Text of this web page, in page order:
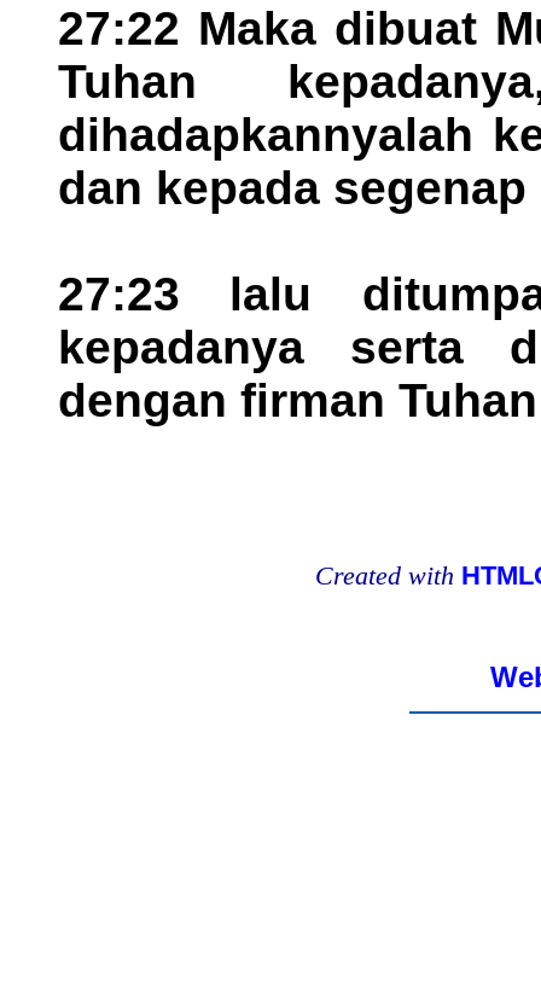
27:22 Maka dibuat
Tuhan
dihadapkannyalah
dan kepada
27:23 lalu
kepadanya serta
dengan firman
Created with